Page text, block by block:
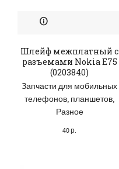
Шлейф межплатный с
разъемами Nokia E75
(0203840)
Запчасти для мобильных
телефонов, планшетов,
Разное
40р.